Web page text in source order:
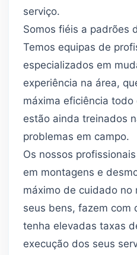
serviço.
Somos fiéis a padrões
Temos equipas de
especializados em
experiência na área,
máxima eficiência
estão ainda treinados
problemas em campo.
Os nossos
em montagens e
máximo de cuidado no
seus bens, fazem com
tenha elevadas taxas
execução dos seus